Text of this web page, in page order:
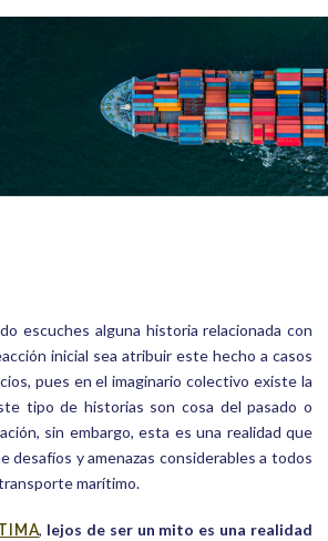
escuches alguna historia relacionada con
inicial sea atribuir este hecho a casos
pues en el imaginario colectivo existe la
tipo de historias son cosa del pasado o
sin embargo, esta es una realidad que
desafíos y amenazas considerables a todos
marítimo.
, lejos de ser un mito es una realidad